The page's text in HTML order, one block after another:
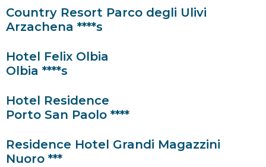
Country Resort Parco degli Ulivi
Arzachena ****s
Hotel Felix Olbia
Olbia ****s
Hotel Residence
Porto San Paolo ****
Residence Hotel Grandi Magazzini
Nuoro ***